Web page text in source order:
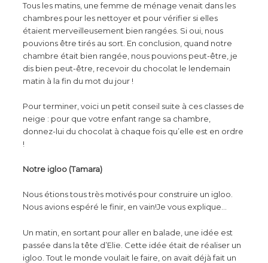
Tous les matins, une femme de ménage venait dans les
chambres pour les nettoyer et pour vérifier si elles
étaient merveilleusement bien rangées. Si oui, nous
pouvions être tirés au sort. En conclusion, quand notre
chambre était bien rangée, nous pouvions peut-être, je
dis bien peut-être, recevoir du chocolat le lendemain
matin à la fin du mot du jour !
Pour terminer, voici un petit conseil suite à ces classes de
neige : pour que votre enfant range sa chambre,
donnez-lui du chocolat à chaque fois qu’elle est en ordre
!
Notre igloo (Tamara)
Nous étions tous très motivés pour construire un igloo.
Nous avions espéré le finir, en vain!Je vous explique…
Un matin, en sortant pour aller en balade, une idée est
passée dans la tête d’Elie. Cette idée était de réaliser un
igloo. Tout le monde voulait le faire, on avait déjà fait un